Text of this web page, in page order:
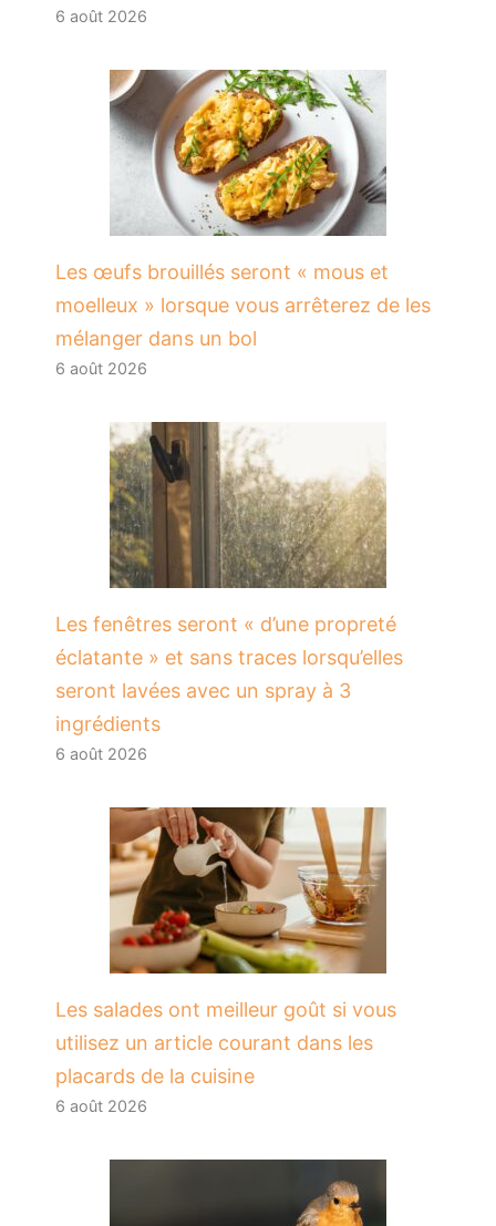
6 août 2026
Les œufs brouillés seront « mous et
moelleux » lorsque vous arrêterez de les
mélanger dans un bol
6 août 2026
Les fenêtres seront « d’une propreté
éclatante » et sans traces lorsqu’elles
seront lavées avec un spray à 3
ingrédients
6 août 2026
Les salades ont meilleur goût si vous
utilisez un article courant dans les
placards de la cuisine
6 août 2026